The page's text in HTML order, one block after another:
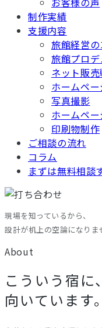
制作実績
支援内容
旅館経営
旅館プロデ
ネット販
ホームペ
写真撮影
ホームペ
印刷物制作
ご相談の流れ
コラム
まずは無料相談
現場を知っているから、
設計が机上の空論になりま
About
こういう宿に、
向いています。